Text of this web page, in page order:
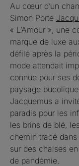
Au cœur d’un
Simon Porte
« L’Amour », une
marque de luxe
défilé après la
mode attendait
connue pour ses
paysage
Jacquemus a
paradis pour les
les brins de blé,
chemin tracé
sur des chaises
de pandémie.